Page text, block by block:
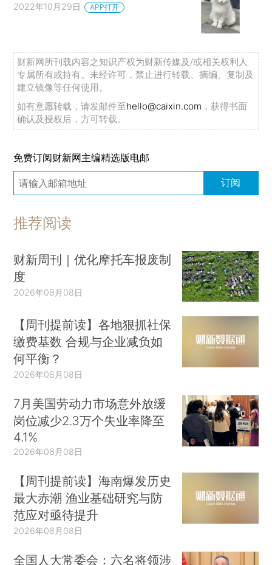
2022年10月29日 APP打开
财新网所刊载内容之知识产权为财新传媒及/或相关权利人
专属所有或持有。未经许可，禁止进行转载、摘编、复制及
建立镜像等任何使用。
如有意愿转载，请发邮件至hello@caixin.com ，获得书面
确认及授权后，方可转载。
免费订阅财新网主编精选版电邮
订阅
推荐阅读
财新周刊｜优化摩托车报废制
度
2026年08月08日
【周刊提前读】各地狠抓社保
缴费基数 合规与企业减负如
何平衡？
2026年08月08日
7月美国劳动力市场意外放缓
岗位减少2.3万个失业率降至
4.1%
2026年08月08日
【周刊提前读】海南爆发历史
最大赤潮 渔业基础研究与防
范应对亟待提升
2026年08月08日
全国人大常委会：六名将领涉